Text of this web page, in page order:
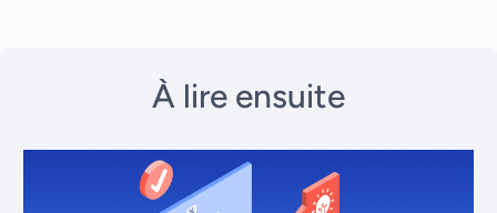
À lire ensuite